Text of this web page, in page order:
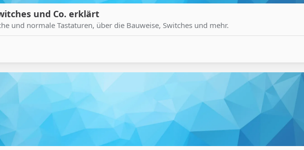
und Co. erklärt
und normale Tastaturen, über die Bauweise, Switches und mehr.